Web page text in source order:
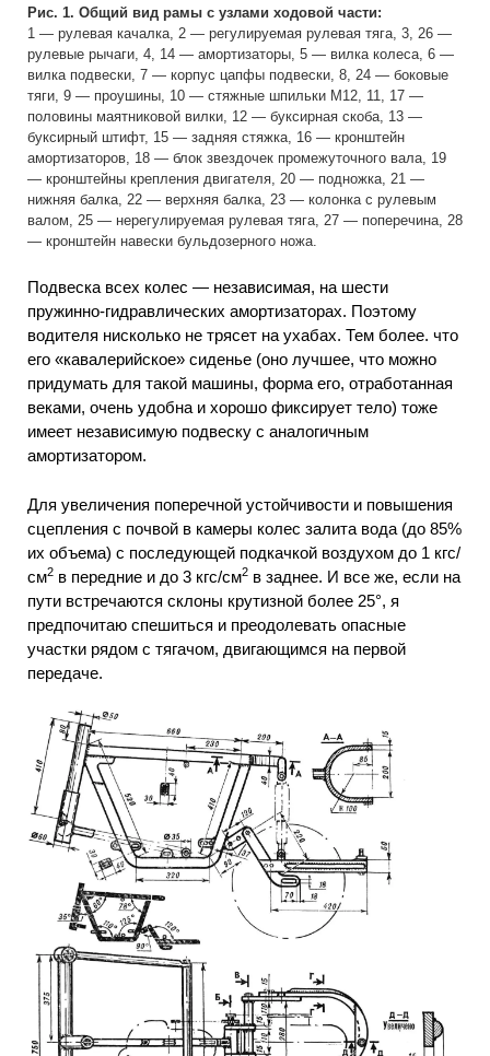
Рис. 1. Общий вид рамы с узлами ходовой части:
1 — рулевая качалка, 2 — регулируемая рулевая тяга, 3, 26 —
рулевые рычаги, 4, 14 — амортизаторы, 5 — вилка колеса, 6 —
вилка подвески, 7 — корпус цапфы подвески, 8, 24 — боковые
тяги, 9 — проушины, 10 — стяжные шпильки М12, 11, 17 —
половины маятниковой вилки, 12 — буксирная скоба, 13 —
буксирный штифт, 15 — задняя стяжка, 16 — кронштейн
амортизаторов, 18 — блок звездочек промежуточного вала, 19
— кронштейны крепления двигателя, 20 — подножка, 21 —
нижняя балка, 22 — верхняя балка, 23 — колонка с рулевым
валом, 25 — нерегулируемая рулевая тяга, 27 — поперечина, 28
— кронштейн навески бульдозерного ножа.
Подвеска всех колес — независимая, на шести
пружинно-гидравлических амортизаторах. Поэтому
водителя нисколько не трясет на ухабах. Тем более. что
его «кавалерийское» сиденье (оно лучшее, что можно
придумать для такой машины, форма его, отработанная
веками, очень удобна и хорошо фиксирует тело) тоже
имеет независимую подвеску с аналогичным
амортизатором.
Для увеличения поперечной устойчивости и повышения
сцепления с почвой в камеры колес залита вода (до 85%
их объема) с последующей подкачкой воздухом до 1 кгс/
см2 в передние и до 3 кгс/см2 в заднее. И все же, если на
пути встречаются склоны крутизной более 25°, я
предпочитаю спешиться и преодолевать опасные
участки рядом с тягачом, двигающимся на первой
передаче.